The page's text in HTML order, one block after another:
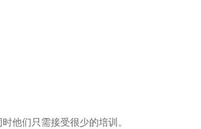
他们只需接受很少的培训。